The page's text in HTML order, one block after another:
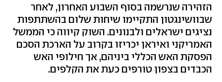
הזהירה שנרשמה בסוף השבוע האחרון, לאחר
שבוושינגטון התקיימו שיחות שלום בהשתתפות
נציגים ישראלים ולבנונים. השוק קיווה כי הממשל
האמריקני ואיראן יכריזו בקרוב על הארכת הסכם
הפסקת האש הכללי ביניהם, אך חילופי האש
הכבדים בצפון טורפים כעת את הקלפים.